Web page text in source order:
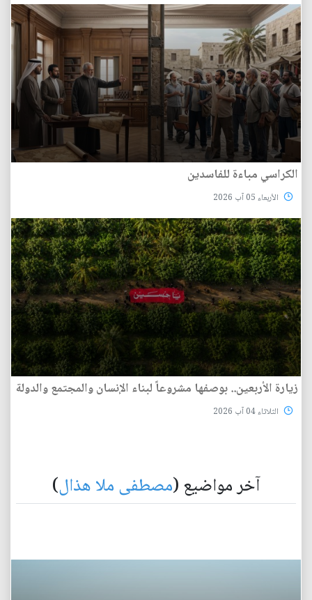
الكراسي مباءة للفاسدين
الأربعاء 05 آب 2026
زيارة الأربعين.. بوصفها مشروعاً لبناء الإنسان والمجتمع والدولة
الثلاثاء 04 آب 2026
آخر مواضيع (مصطفى ملا هذال)